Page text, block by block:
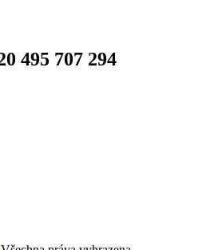
495 707 294